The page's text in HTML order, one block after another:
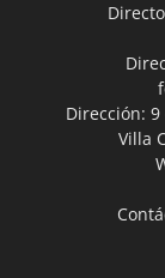
Dirección: 9
Villa